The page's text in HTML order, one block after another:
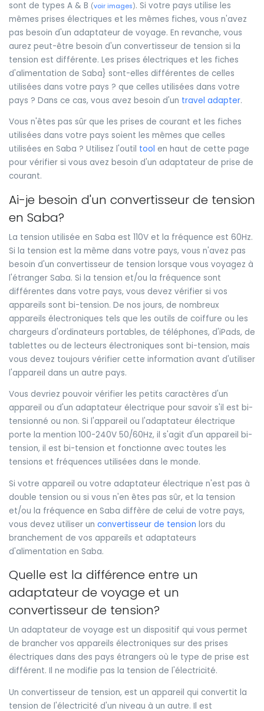
sont de types A & B (voir images). Si votre pays utilise les
mêmes prises électriques et les mêmes fiches, vous n'avez
pas besoin d'un adaptateur de voyage. En revanche, vous
aurez peut-être besoin d'un convertisseur de tension si la
tension est différente. Les prises électriques et les fiches
d'alimentation de Saba} sont-elles différentes de celles
utilisées dans votre pays ? que celles utilisées dans votre
pays ? Dans ce cas, vous avez besoin d'un travel adapter.
Vous n'êtes pas sûr que les prises de courant et les fiches
utilisées dans votre pays soient les mêmes que celles
utilisées en Saba ? Utilisez l'outil tool en haut de cette page
pour vérifier si vous avez besoin d'un adaptateur de prise de
courant.
Ai-je besoin d'un convertisseur de tension
en Saba?
La tension utilisée en Saba est 110V et la fréquence est 60Hz.
Si la tension est la même dans votre pays, vous n'avez pas
besoin d'un convertisseur de tension lorsque vous voyagez à
l'étranger Saba. Si la tension et/ou la fréquence sont
différentes dans votre pays, vous devez vérifier si vos
appareils sont bi-tension. De nos jours, de nombreux
appareils électroniques tels que les outils de coiffure ou les
chargeurs d'ordinateurs portables, de téléphones, d'iPads, de
tablettes ou de lecteurs électroniques sont bi-tension, mais
vous devez toujours vérifier cette information avant d'utiliser
l'appareil dans un autre pays.
Vous devriez pouvoir vérifier les petits caractères d'un
appareil ou d'un adaptateur électrique pour savoir s'il est bi-
tensionné ou non. Si l'appareil ou l'adaptateur électrique
porte la mention 100-240V 50/60Hz, il s'agit d'un appareil bi-
tension, il est bi-tension et fonctionne avec toutes les
tensions et fréquences utilisées dans le monde.
Si votre appareil ou votre adaptateur électrique n'est pas à
double tension ou si vous n'en êtes pas sûr, et la tension
et/ou la fréquence en Saba diffère de celui de votre pays,
vous devez utiliser un convertisseur de tension lors du
branchement de vos appareils et adaptateurs
d'alimentation en Saba.
Quelle est la différence entre un
adaptateur de voyage et un
convertisseur de tension?
Un adaptateur de voyage est un dispositif qui vous permet
de brancher vos appareils électroniques sur des prises
électriques dans des pays étrangers où le type de prise est
différent. Il ne modifie pas la tension de l'électricité.
Un convertisseur de tension, est un appareil qui convertit la
tension de l'électricité d'un niveau à un autre. Il est